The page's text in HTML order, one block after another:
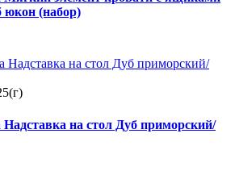
юкон (набор)
на стол Дуб приморский/